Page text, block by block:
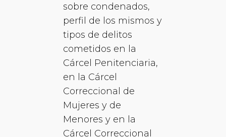
sobre condenados,
perfil de los mismos y
tipos de delitos
cometidos en la
Cárcel Penitenciaria,
en la Cárcel
Correccional de
Mujeres y de
Menores y en la
Cárcel Correccional